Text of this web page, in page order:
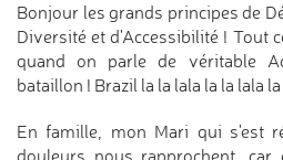
Bonjour les grands principes de
Diversité et d'Accessibilité ! Tout
quand on parle de véritable
bataillon ! Brazil la la lala la la lala
En famille, mon Mari qui s'est
douleurs nous rapprochent,